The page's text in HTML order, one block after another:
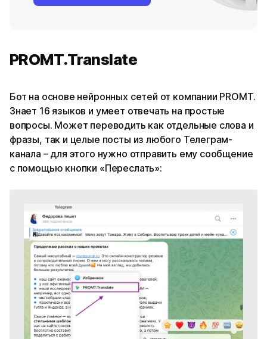
PROMT.Translate
Бот на основе нейронных сетей от компании PROMT.
Знает 16 языков и умеет отвечать на простые
вопросы. Может переводить как отдельные слова и
фразы, так и целые посты из любого Телеграм-
канала – для этого нужно отправить ему сообщение
с помощью кнопки «Переслать»: